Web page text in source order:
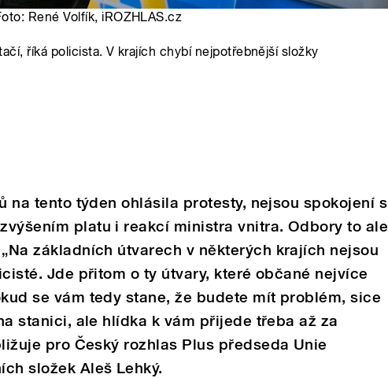
René Volfík, iROZHLAS.cz
říká policista. V krajích chybí nejpotřebnější složky
na tento týden ohlásila protesty, nejsou spokojení s
platu i reakcí ministra vnitra. Odbory to ale
základních útvarech v některých krajích nejsou
Jde přitom o ty útvary, které občané nejvíce
se vám tedy stane, že budete mít problém, sice
stanici, ale hlídka k vám přijede třeba až za
pro Český rozhlas Plus předseda Unie
složek Aleš Lehký.